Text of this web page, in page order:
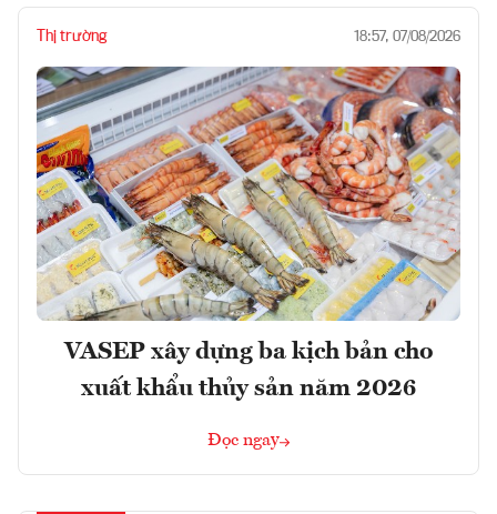
Thị trường 18:57, 07/08/2026
VASEP xây dựng ba kịch bản cho
xuất khẩu thủy sản năm 2026
Đọc ngay